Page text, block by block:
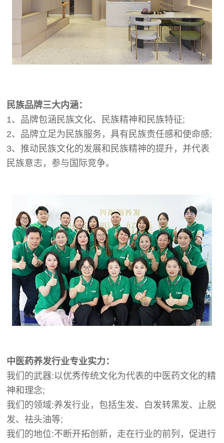
民族品牌三大内涵：
1、品牌包涵民族文化、民族精神和民族特征;
2、品牌立足为民族服务，具有民族责任感和使命感;
3、推动民族文化的发展和民族精神的提升，并代表
民族意志，参与国际竞争。
中医药养发行业专业实力：
我们的武器:以优秀传统文化为代表的中医药文化的精
神和理念;
我们的领域:养发行业，包括生发、白发转黑发、止脱
发、祛头油等;
我们的地位:不断开拓创新，走在行业的前列，促进行